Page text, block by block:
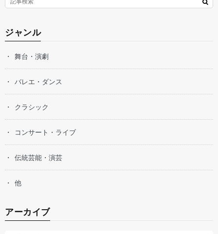
ジャンル
舞台・演劇
バレエ・ダンス
クラシック
コンサート・ライブ
伝統芸能・演芸
他
アーカイブ